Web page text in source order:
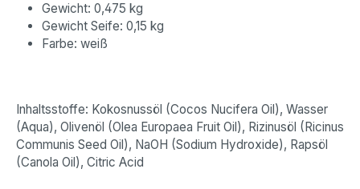
Gewicht: 0,475 kg
Gewicht Seife: 0,15 kg
Farbe: weiß
Inhaltsstoffe: Kokosnussöl (Cocos Nucifera Oil), Wasser
(Aqua), Olivenöl (Olea Europaea Fruit Oil), Rizinusöl (Ricinus
Communis Seed Oil), NaOH (Sodium Hydroxide), Rapsöl
(Canola Oil), Citric Acid